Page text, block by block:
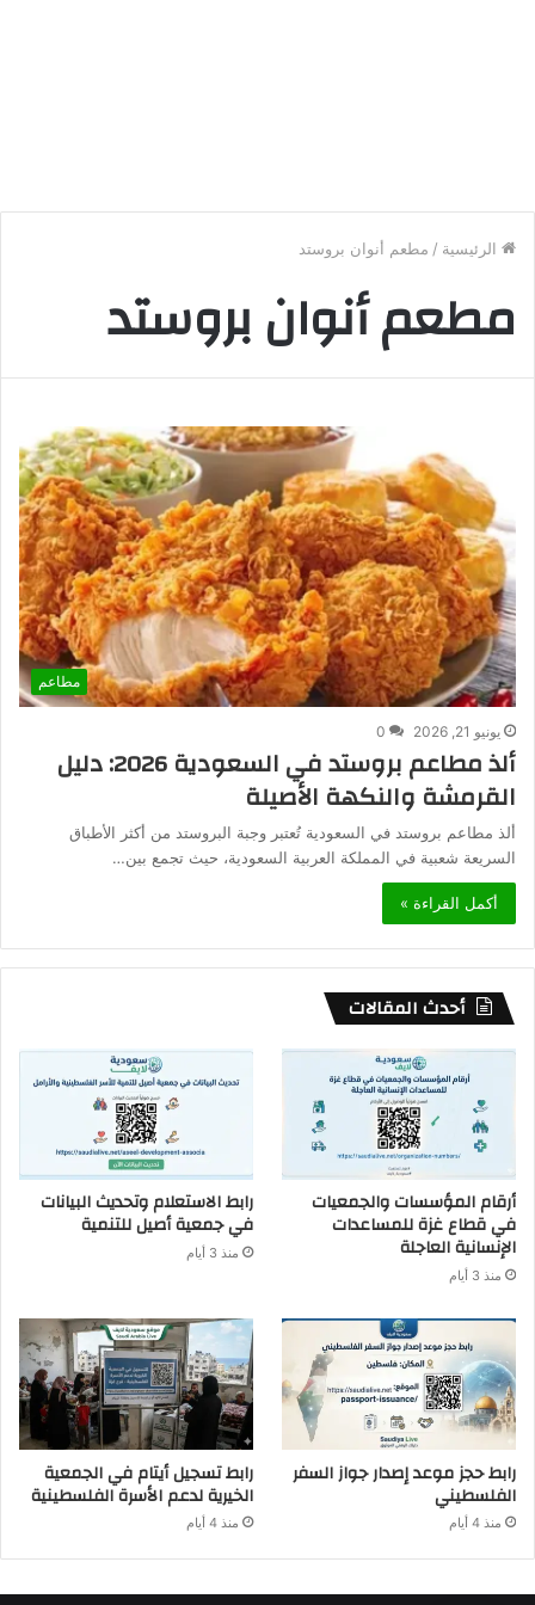
الرئيسية / مطعم أنوان بروستد
مطعم أنوان بروستد
مطاعم
يونيو 21, 2026 0
ألذ مطاعم بروستد في السعودية 2026: دليل
القرمشة والنكهة الأصيلة
ألذ مطاعم بروستد في السعودية تُعتبر وجبة البروستد من أكثر الأطباق
السريعة شعبية في المملكة العربية السعودية، حيث تجمع بين…
أكمل القراءة »
أحدث المقالات
أرقام المؤسسات والجمعيات
في قطاع غزة للمساعدات
الإنسانية العاجلة
منذ 3 أيام
رابط الاستعلام وتحديث البيانات
في جمعية أصيل للتنمية
منذ 3 أيام
رابط حجز موعد إصدار جواز السفر
الفلسطيني
منذ 4 أيام
رابط تسجيل أيتام في الجمعية
الخيرية لدعم الأسرة الفلسطينية
منذ 4 أيام